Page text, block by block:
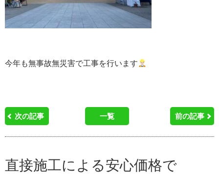
今年も無事故無災害で工事を行います
次の記事 一覧 前の記事
直接施工による安心価格で